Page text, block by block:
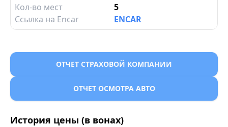
Кол-во мест
5
Ссылка на Encar
ENCAR
ОТЧЕТ СТРАХОВОЙ КОМПАНИИ
ОТЧЕТ ОСМОТРА АВТО
История цены (в вонах)